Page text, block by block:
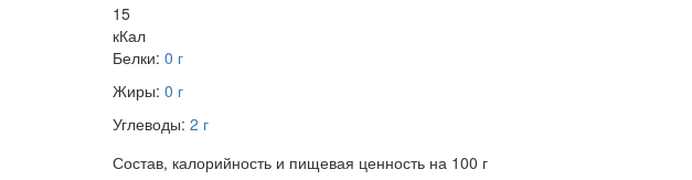
15
кКал
Белки: 0 г
Жиры: 0 г
Углеводы: 2 г
Состав, калорийность и пищевая ценность на 100 г